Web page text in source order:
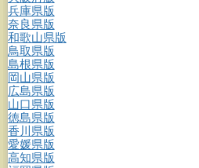
兵庫県版
奈良県版
和歌山県版
鳥取県版
島根県版
岡山県版
広島県版
山口県版
徳島県版
香川県版
愛媛県版
高知県版